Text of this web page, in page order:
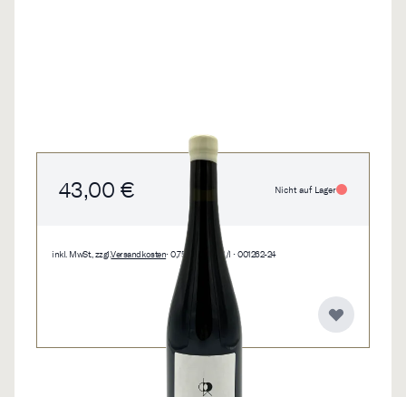
43,00 € Nicht auf Lager
inkl. MwSt., zzgl.Versandkosten• 0,75 l • 57,33 €/l • 001262-24